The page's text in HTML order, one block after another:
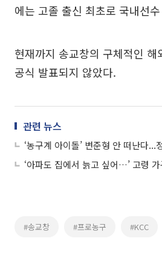
에는 고졸 출신 최초로 국내선
현재까지 송교창의 구체적인 해
공식 발표되지 않았다.
관련 뉴스
‘농구계 아이돌’ 변준형 안 떠난다...
‘아파도 집에서 늙고 싶어…’ 고령
#송교창 #프로농구 #KCC